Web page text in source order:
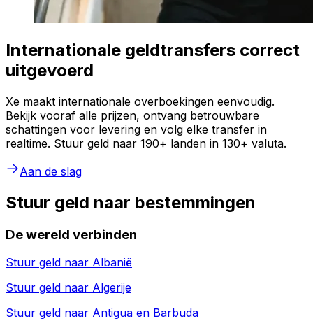
Internationale geldtransfers correct
uitgevoerd
Xe maakt internationale overboekingen eenvoudig.
Bekijk vooraf alle prijzen, ontvang betrouwbare
schattingen voor levering en volg elke transfer in
realtime. Stuur geld naar 190+ landen in 130+ valuta.
Aan de slag
Stuur geld naar bestemmingen
De wereld verbinden
Stuur geld naar Albanië
Stuur geld naar Algerije
Stuur geld naar Antigua en Barbuda